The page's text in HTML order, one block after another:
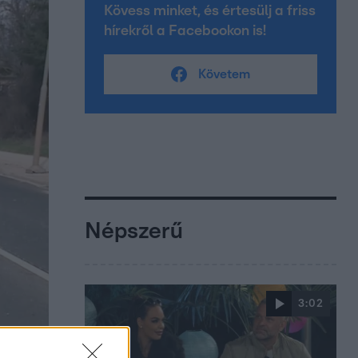
Kövess minket, és értesülj a friss
hírekről a Facebookon is!
Követem
Népszerű
3:02